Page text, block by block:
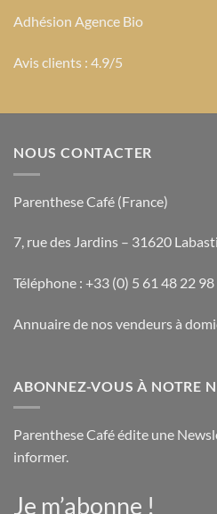
Adhésion Agence Bio
Avis clients : 4.9/5
NOUS CONTACTER
Parenthese Café (France)
7, rue des Jardins – 31620
Téléphone : +33 (0) 5 61 48 22
Annuaire de nos vendeurs à
ABONNEZ-VOUS À NOTRE
Parenthese Café édite une
informer.
Je m’abonne !